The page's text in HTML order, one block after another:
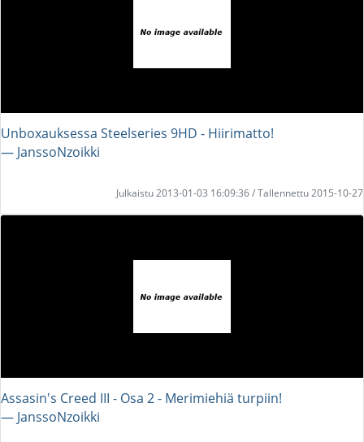
Unboxauksessa Steelseries 9HD - Hiirimatto!
― JanssoNzoikki
Julkaistu 2013-01-03 16:09:36 / Tallennettu 2015-10-27
Assasin's Creed III - Osa 2 - Merimiehiä turpiin!
― JanssoNzoikki